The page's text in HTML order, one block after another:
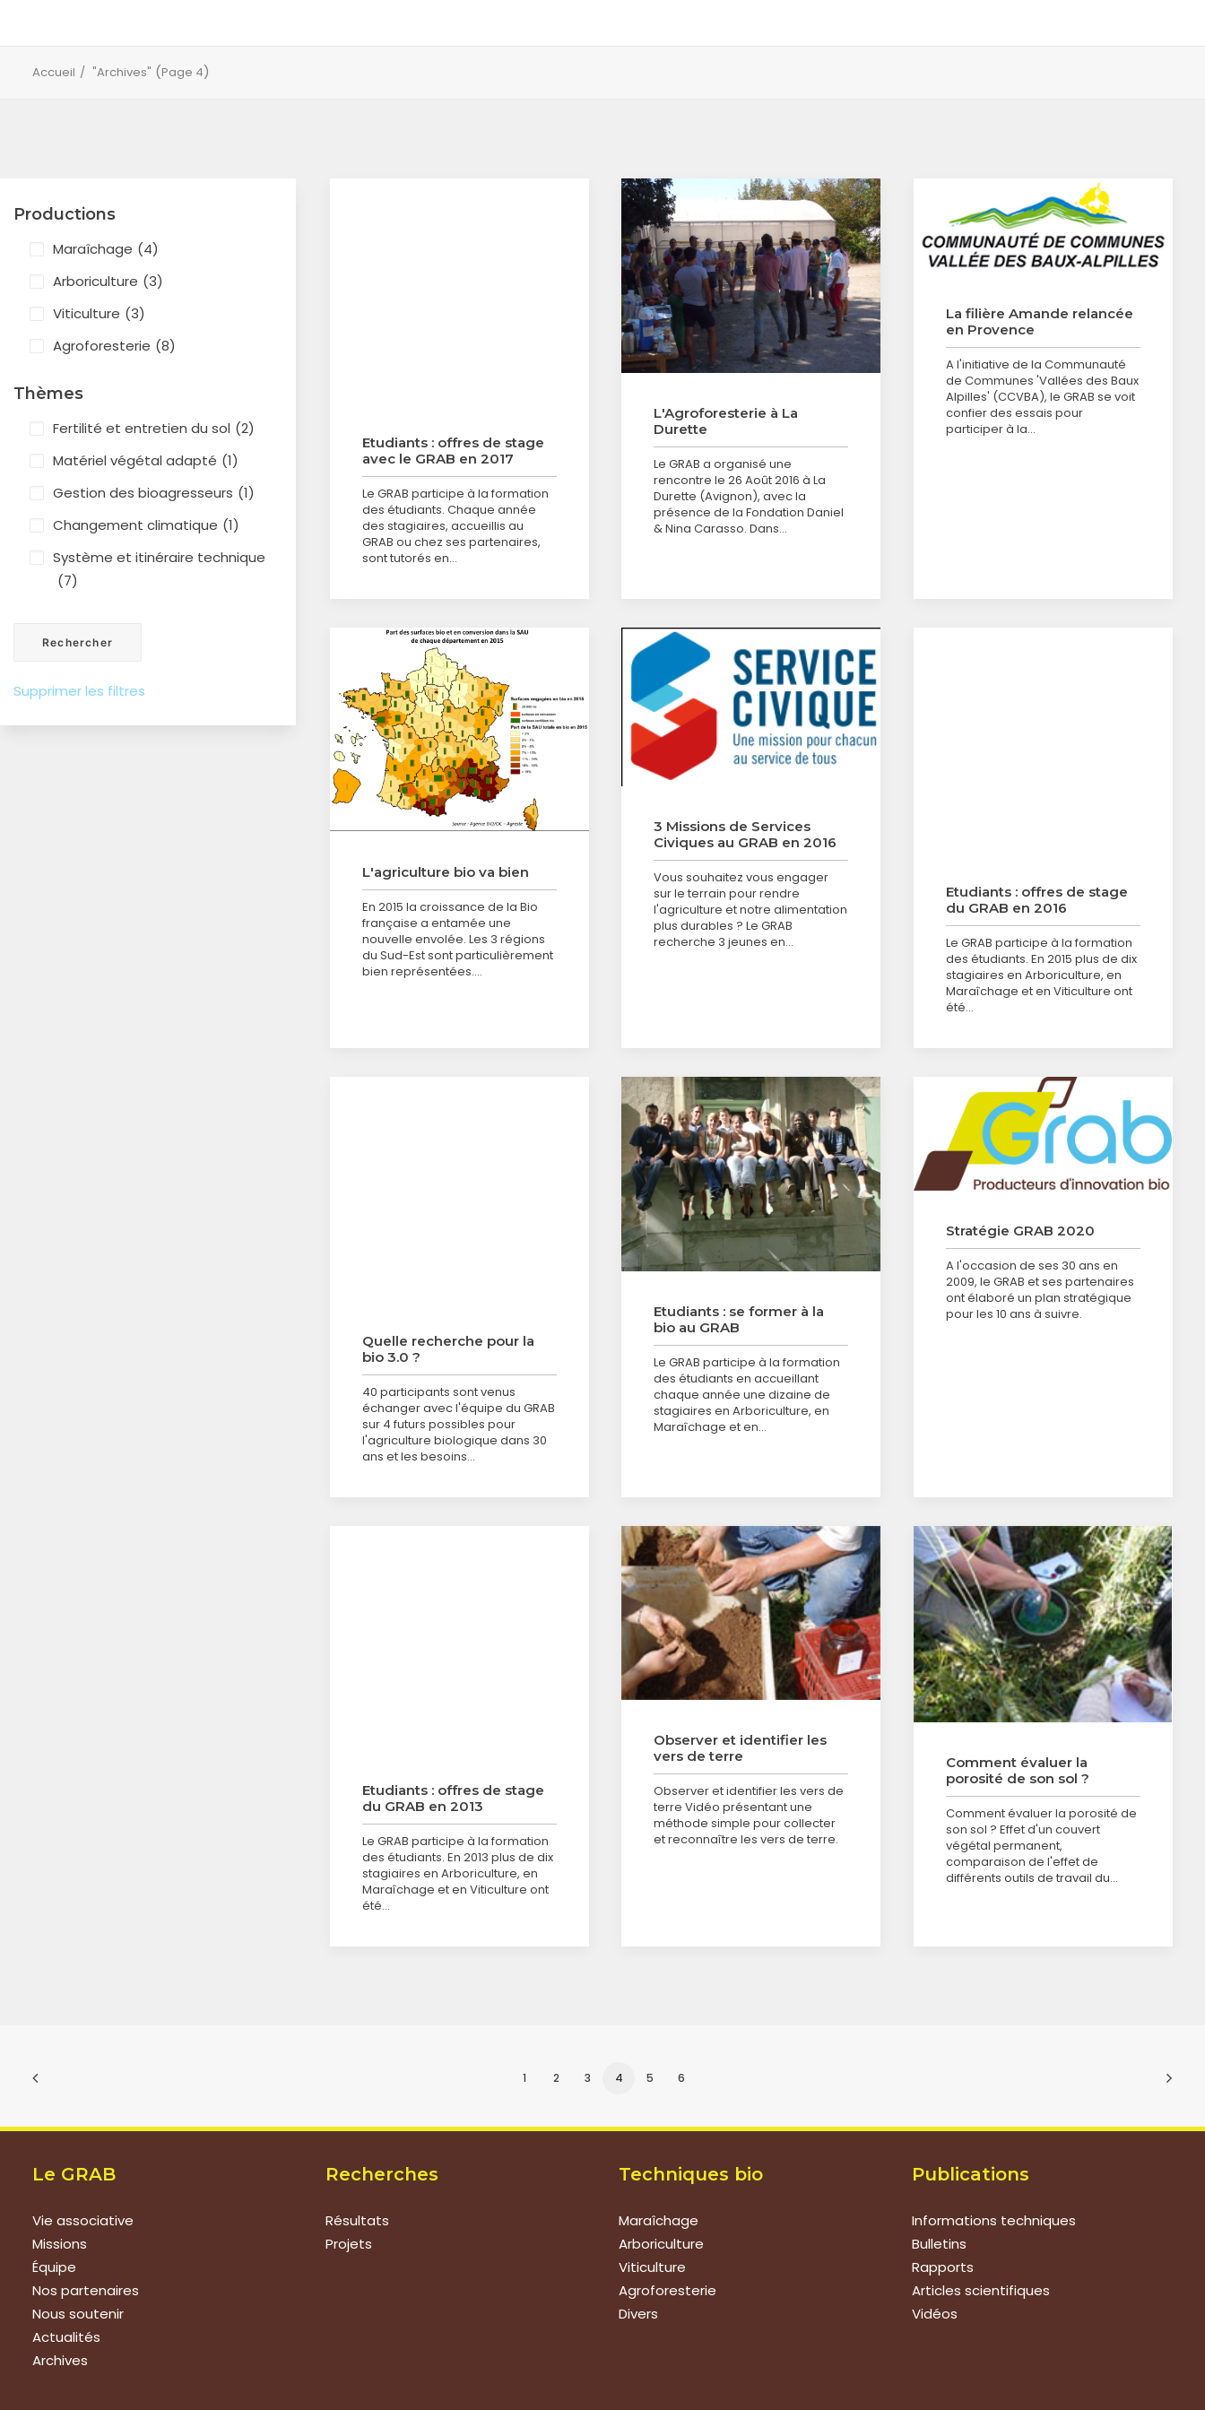
Accueil "Archives" (Page 4)
Productions
Maraîchage (4)
Arboriculture (3)
Viticulture (3)
Agroforesterie (8)
Thèmes
Fertilité et entretien du sol (2)
Matériel végétal adapté (1)
Gestion des bioagresseurs (1)
Changement climatique (1)
Système et itinéraire technique
(7)
Supprimer les filtres
Etudiants : offres de stage
avec le GRAB en 2017
Le GRAB participe à la formation
des étudiants. Chaque année
des stagiaires, accueillis au
GRAB ou chez ses partenaires,
sont tutorés en…
L'Agroforesterie à La
Durette
Le GRAB a organisé une
rencontre le 26 Août 2016 à La
Durette (Avignon), avec la
présence de la Fondation Daniel
& Nina Carasso. Dans…
La filière Amande relancée
en Provence
A l'initiative de la Communauté
de Communes 'Vallées des Baux
Alpilles' (CCVBA), le GRAB se voit
confier des essais pour
participer à la…
L'agriculture bio va bien
En 2015 la croissance de la Bio
française a entamée une
nouvelle envolée. Les 3 régions
du Sud-Est sont particulièrement
bien représentées.…
3 Missions de Services
Civiques au GRAB en 2016
Vous souhaitez vous engager
sur le terrain pour rendre
l'agriculture et notre alimentation
plus durables ? Le GRAB
recherche 3 jeunes en…
Etudiants : offres de stage
du GRAB en 2016
Le GRAB participe à la formation
des étudiants. En 2015 plus de dix
stagiaires en Arboriculture, en
Maraîchage et en Viticulture ont
été…
Quelle recherche pour la
bio 3.0 ?
40 participants sont venus
échanger avec l'équipe du GRAB
sur 4 futurs possibles pour
l'agriculture biologique dans 30
ans et les besoins…
Etudiants : se former à la
bio au GRAB
Le GRAB participe à la formation
des étudiants en accueillant
chaque année une dizaine de
stagiaires en Arboriculture, en
Maraîchage et en…
Stratégie GRAB 2020
A l'occasion de ses 30 ans en
2009, le GRAB et ses partenaires
ont élaboré un plan stratégique
pour les 10 ans à suivre.
Etudiants : offres de stage
du GRAB en 2013
Le GRAB participe à la formation
des étudiants. En 2013 plus de dix
stagiaires en Arboriculture, en
Maraîchage et en Viticulture ont
été…
Observer et identifier les
vers de terre
Observer et identifier les vers de
terre Vidéo présentant une
méthode simple pour collecter
et reconnaître les vers de terre.
Comment évaluer la
porosité de son sol ?
Comment évaluer la porosité de
son sol ? Effet d'un couvert
végétal permanent,
comparaison de l'effet de
différents outils de travail du…
1 2 3 4 5 6
Le GRAB
Vie associative
Missions
Équipe
Nos partenaires
Nous soutenir
Actualités
Archives
Recherches
Résultats
Projets
Techniques bio
Maraîchage
Arboriculture
Viticulture
Agroforesterie
Divers
Publications
Informations techniques
Bulletins
Rapports
Articles scientifiques
Vidéos